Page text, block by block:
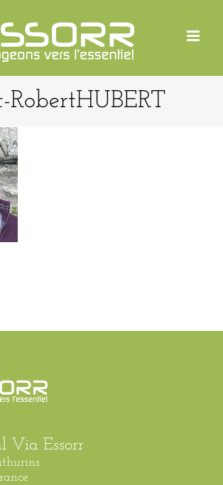
Via Essorr